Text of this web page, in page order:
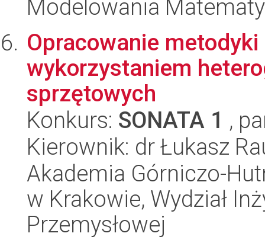
Modelowania
Opracowanie
wykorzystaniem
sprzętowych
Konkurs: SONATA 1 ,
Kierownik: dr Łukasz
Akademia Górniczo-
w Krakowie, Wydział
Przemysłowej